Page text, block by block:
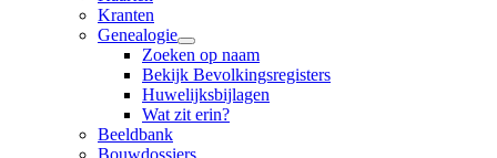
Kranten
Genealogie
Zoeken op naam
Bekijk Bevolkingsregisters
Huwelijksbijlagen
Wat zit erin?
Beeldbank
Bouwdossiers